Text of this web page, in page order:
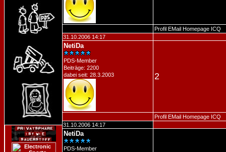
Profil EMail Homepage ICQ
31.10.2006 14:17
NetiDa
PDS-Member
Beiträge: 2200
dabei seit: 28.3.2003
2
Profil EMail Homepage ICQ
31.10.2006 14:17
NetiDa
PDS-Member